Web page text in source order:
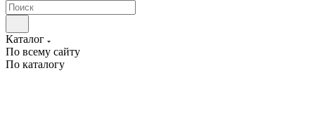
Каталог
По всему сайту
По каталогу